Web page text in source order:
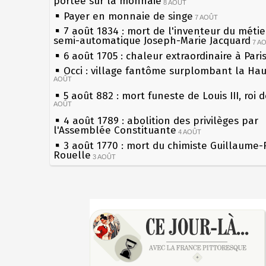
8 AOÛT
Payer en monnaie de singe 7 AOÛT
7 août 1834 : mort de l'inventeur du
semi-automatique Joseph-Marie Jacquard 7
6 août 1705 : chaleur extraordinaire à Paris
Occi : village fantôme surplombant la
AOÛT
5 août 882 : mort funeste de Louis III, roi
AOÛT
4 août 1789 : abolition des privilèges par
l'Assemblée Constituante 4 AOÛT
3 août 1770 : mort du chimiste Guillaume-
Rouelle 3 AOÛT
Musée Jean de La Fontaine : réouverture
1er août 1589 : Henri III est poignardé à
par Jacques Clément, moine jacobin 1ER AOÛT
31 juillet 1899 : décret instaurant les
boîtes aux lettres en fonte de Léon
les siècles
27 mai 1610 : supplice de François
du roi Henri IV
Pierre qui roule n'amasse pas mousse
Qui aime bien châtie bien